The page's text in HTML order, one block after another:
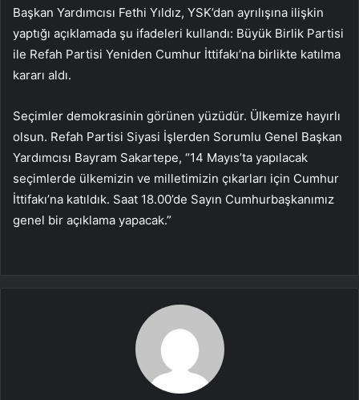
Başkan Yardımcısı Fethi Yıldız, YSK’dan ayrılışına ilişkin
yaptığı açıklamada şu ifadeleri kullandı: Büyük Birlik Partisi
ile Refah Partisi Yeniden Cumhur İttifakı’na birlikte katılma
kararı aldı.
Seçimler demokrasinin görünen yüzüdür. Ülkemize hayırlı
olsun. Refah Partisi Siyasi İşlerden Sorumlu Genel Başkan
Yardımcısı Bayram Sakartepe, “14 Mayıs’ta yapılacak
seçimlerde ülkemizin ve milletimizin çıkarları için Cumhur
İttifakı’na katıldık. Saat 18.00’de Sayın Cumhurbaşkanımız
genel bir açıklama yapacak.”